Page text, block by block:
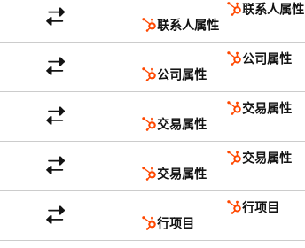
联系人属性
联系人属性
公司属性
公司属性
交易属性
交易属性
交易属性
交易属性
行项目
行项目